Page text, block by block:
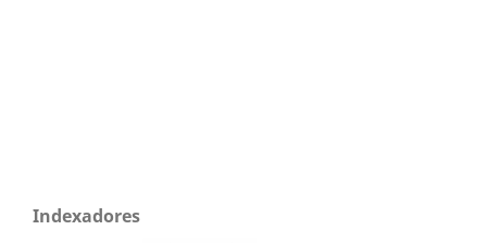
Indexadores